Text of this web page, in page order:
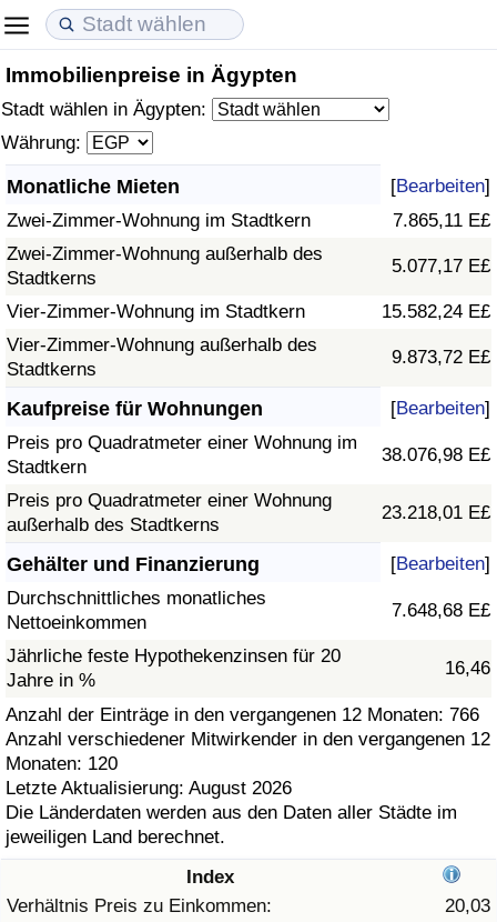
Immobilienpreise in Ägypten
Stadt wählen in Ägypten:
Währung:
Monatliche Mieten [Bearbeiten]
Zwei-Zimmer-Wohnung im Stadtkern
7.865,11 E£
Zwei-Zimmer-Wohnung außerhalb des
Stadtkerns
5.077,17 E£
Vier-Zimmer-Wohnung im Stadtkern
15.582,24 E£
Vier-Zimmer-Wohnung außerhalb des
Stadtkerns
9.873,72 E£
Kaufpreise für Wohnungen [Bearbeiten]
Preis pro Quadratmeter einer Wohnung im
Stadtkern
38.076,98 E£
Preis pro Quadratmeter einer Wohnung
außerhalb des Stadtkerns
23.218,01 E£
Gehälter und Finanzierung [Bearbeiten]
Durchschnittliches monatliches
Nettoeinkommen
7.648,68 E£
Jährliche feste Hypothekenzinsen für 20
Jahre in %
16,46
Anzahl der Einträge in den vergangenen 12 Monaten: 766
Anzahl verschiedener Mitwirkender in den vergangenen 12
Monaten: 120
Letzte Aktualisierung: August 2026
Die Länderdaten werden aus den Daten aller Städte im
jeweiligen Land berechnet.
Index
Verhältnis Preis zu Einkommen:
20,03
Lebenshaltungskosten
Lebenshaltungskosten-Index (aktuell)
Lebenshaltungskosten-Index
Lebenshaltungskosten-Index nach Land
in Akaba
Immobilienpreise
Immobilienpreis-Index (aktuell)
Immobilienpreis-Index
Immobilienpreis-Index nach Land
Lebensqualität
Lebensqualität-Index
Lebensqualität-Index (aktuell)
Lebensqualitätsindex nach Land
Kriminalität
Kriminalitäts-Index (aktuell)
Kriminalitäts-Index
Kriminalitätsindex nach Land
Gesundheitsversorgung
Gesundheitsversorgungs-Index (aktuell)
Gesundheitsversorgungs-Index
Gesundheitsversorgungs-Index nach Land
Umweltverschmutzung
Umweltverschmutzungs-Index (aktuell)
Verschmutzungsindex